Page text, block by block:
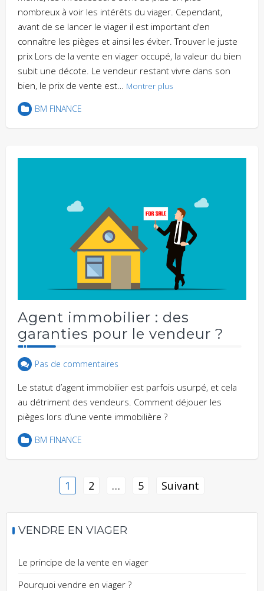
nombreux à voir les intérêts du viager. Cependant,
avant de se lancer le viager il est important d’en
connaître les pièges et ainsi les éviter. Trouver le juste
prix Lors de la vente en viager occupé, la valeur du bien
subit une décote. Le vendeur restant vivre dans son
bien, le prix de vente est… Montrer plus
BM FINANCE
Agent immobilier : des
garanties pour le vendeur ?
Pas de commentaires
Le statut d’agent immobilier est parfois usurpé, et cela
au détriment des vendeurs. Comment déjouer les
pièges lors d’une vente immobilière ?
BM FINANCE
Pagination
publications
1 2 … 5 Suivant
VENDRE EN VIAGER
Le principe de la vente en viager
Pourquoi vendre en viager ?